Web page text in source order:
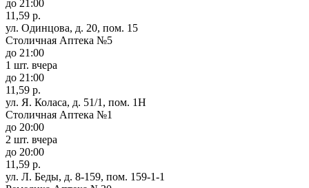
до 21:00
11,59 р.
ул. Одинцова, д. 20, пом. 15
Столичная Аптека №5
до 21:00
1 шт. вчера
до 21:00
11,59 р.
ул. Я. Коласа, д. 51/1, пом. 1Н
Столичная Аптека №1
до 20:00
2 шт. вчера
до 20:00
11,59 р.
ул. Л. Беды, д. 8-159, пом. 159-1-1